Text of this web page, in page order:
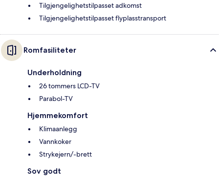
Tilgjengelighetstilpasset adkomst
Tilgjengelighetstilpasset flyplasstransport
Romfasiliteter
Underholdning
26 tommers LCD-TV
Parabol-TV
Hjemmekomfort
Klimaanlegg
Vannkoker
Strykejern/-brett
Sov godt